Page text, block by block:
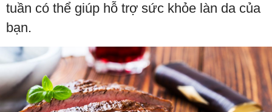
tuần có thể giúp hỗ trợ sức khỏe làn da của
bạn.